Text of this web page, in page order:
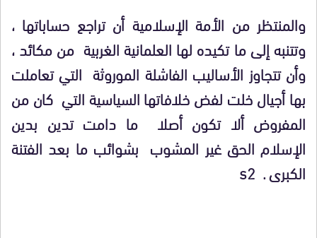
والمنتظر من الأمة الإسلامية أن تراجع حساباتها ،
وتتنبه إلى ما تكيده لها العلمانية الغربية من مكائد ،
وأن تتجاوز الأساليب الفاشلة الموروثة التي تعاملت
بها أجيال خلت لفض خلافاتها السياسية التي كان من
المفروض ألا تكون أصلا ما دامت تدين بدين
الإسلام الحق غير المشوب بشوائب ما بعد الفتنة
الكبرى . s2